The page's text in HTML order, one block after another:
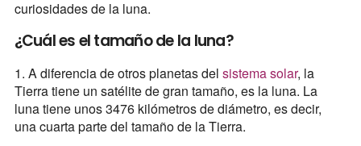
curiosidades de la luna.
¿Cuál es el tamaño de la luna?
1. A diferencia de otros planetas del sistema solar, la
Tierra tiene un satélite de gran tamaño, es la luna. La
luna tiene unos 3476 kilómetros de diámetro, es decir,
una cuarta parte del tamaño de la Tierra.